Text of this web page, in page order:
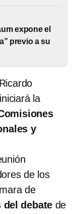
expone el
previo a su
la
y
de los
de
debate de